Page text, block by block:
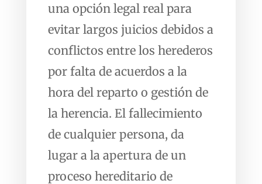
una opción legal real para
evitar largos juicios debidos a
conflictos entre los herederos
por falta de acuerdos a la
hora del reparto o gestión de
la herencia. El fallecimiento
de cualquier persona, da
lugar a la apertura de un
proceso hereditario de